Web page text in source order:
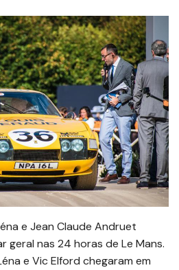
e Jean Claude Andruet
geral nas 24 horas de Le Mans.
e Vic Elford chegaram em